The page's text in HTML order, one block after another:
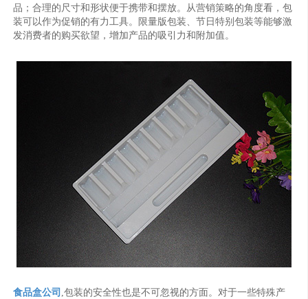
品；合理的尺寸和形状便于携带和摆放。从营销策略的角度看，包
装可以作为促销的有力工具。限量版包装、节日特别包装等能够激
发消费者的购买欲望，增加产品的吸引力和附加值。
食品盒公司 ,包装的安全性也是不可忽视的方面。对于一些特殊产